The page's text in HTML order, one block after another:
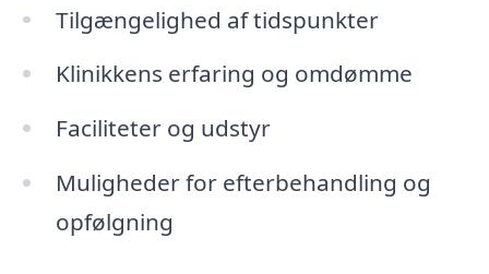
Tilgængelighed af tidspunkter
Klinikkens erfaring og omdømme
Faciliteter og udstyr
Muligheder for efterbehandling og
opfølgning